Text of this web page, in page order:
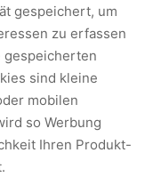
gespeichert, um
zu erfassen
gespeicherten
sind kleine
mobilen
so Werbung
Ihren Produkt-